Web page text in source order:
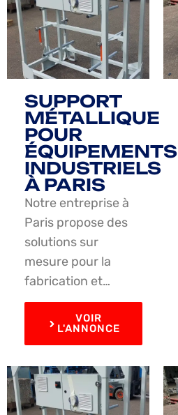
SUPPORT
MÉTALLIQUE
POUR
ÉQUIPEMENTS
INDUSTRIELS
À PARIS
Notre entreprise à
Paris propose des
solutions sur
mesure pour la
fabrication et…
VOIR
L'ANNONCE